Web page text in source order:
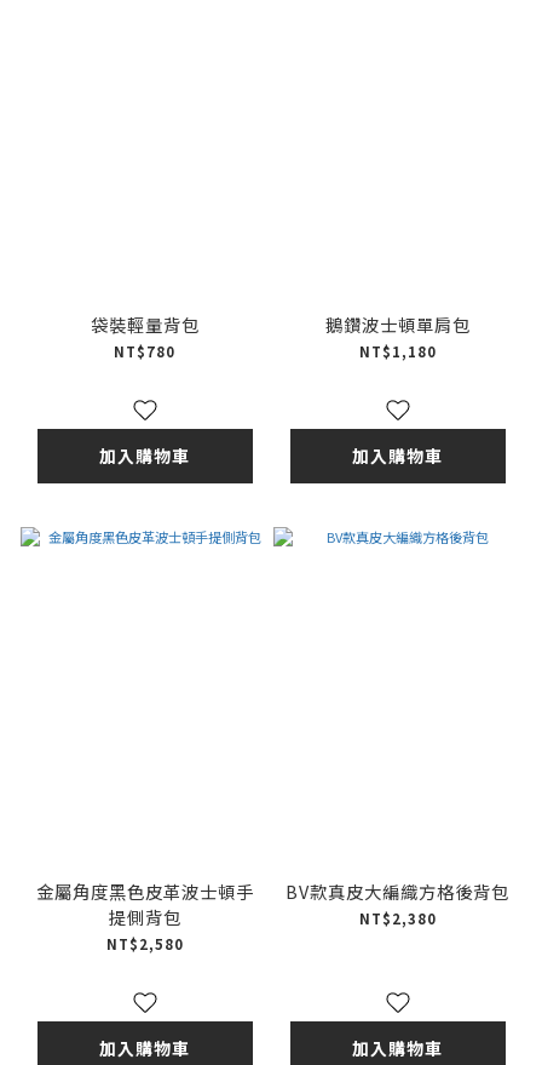
袋裝輕量背包
NT$780
加入購物車
鵝鑽波士頓單肩包
NT$1,180
加入購物車
金屬角度黑色皮革波士頓手
提側背包
NT$2,580
加入購物車
BV款真皮大編織方格後背包
NT$2,380
加入購物車